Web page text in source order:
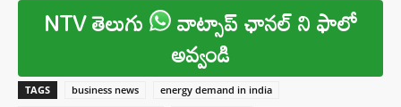
NTV తెలుగు వాట్సాప్ ఛానల్ ని ఫాలో
అవ్వండి
TAGS business news
energy demand in india